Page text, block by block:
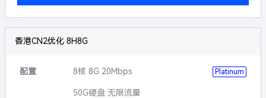
香港CN2优化 8H8G
配置 8核 8G 20Mbps Platinum
50G硬盘 无限流量